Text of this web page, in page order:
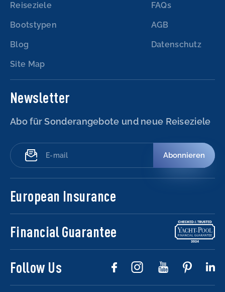
Reiseziele
Bootstypen
Blog
Site Map
FAQs
AGB
Datenschutz
Newsletter
Abo für Sonderangebote und neue Reiseziele
Abonnieren
European Insurance
Financial Guarantee
Follow Us